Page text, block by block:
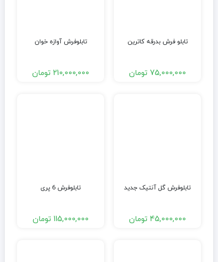
تابلو فرش بدرقه کاترین
75,000,000 تومان
تابلوفرش آوازه خوان
210,000,000 تومان
تابلوفرش گل آنتیک جدید
45,000,000 تومان
تابلوفرش 6 پری
115,000,000 تومان